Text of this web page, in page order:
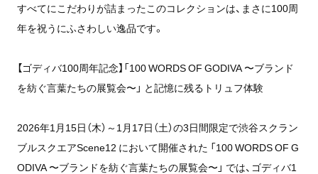
すべてにこだわりが詰まったこのコレクションは、まさに100周
年を祝うにふさわしい逸品です。
【ゴディバ100周年記念】「100 WORDS OF GODIVA 〜ブランド
を紡ぐ言葉たちの展覧会〜」 と記憶に残るトリュフ体験
2026年1月15日（木）～1月17日（土）の3日間限定で渋谷スクラン
ブルスクエアScene12 において開催された 「100 WORDS OF G
ODIVA 〜ブランドを紡ぐ言葉たちの展覧会〜」 では、ゴディバ1